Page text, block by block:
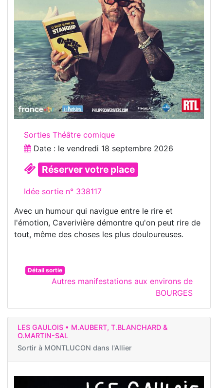
Sorties Théâtre comique
Date : le vendredi 18 septembre 2026
Réserver votre place
Idée sortie n° 338117
Avec un humour qui navigue entre le rire et
l'émotion, Caverivière démontre qu'on peut rire de
tout, même des choses les plus douloureuses.
Détail sortie
Autres manifestations aux environs de
BOURGES
LES GAULOIS • M.AUBERT, T.BLANCHARD &
O.MARTIN-SAL
Sortir à MONTLUCON dans l'Allier